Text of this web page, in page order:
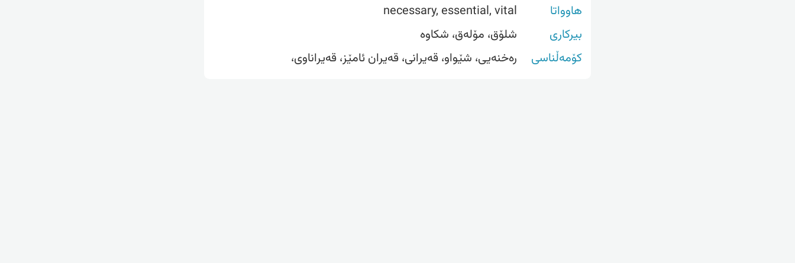
هاوواتا
necessary, essential, vital
بیرکاری
شلۆق، مۆلەق، شکاوە
کۆمەڵناسی
رەخنەیی، شێواو، قەیرانی، قەیران ئامێز، قەیراناوی،